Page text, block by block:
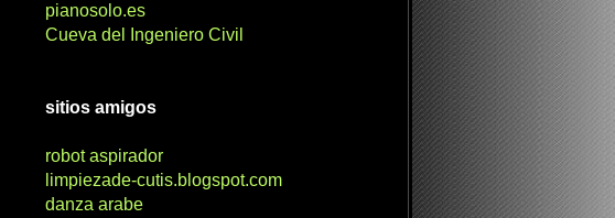
pianosolo.es
Cueva del Ingeniero Civil
sitios amigos
robot aspirador
limpiezade-cutis.blogspot.com
danza arabe